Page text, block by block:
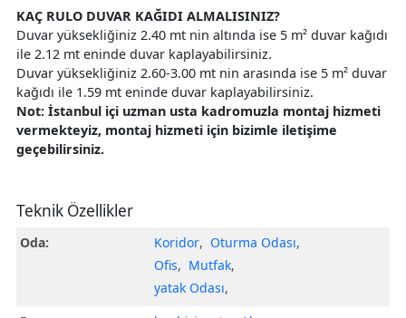
KAÇ RULO DUVAR KAĞIDI ALMALISINIZ?
Duvar yüksekliğiniz 2.40 mt nin altında ise 5 m² duvar kağıdı
ile 2.12 mt eninde duvar kaplayabilirsiniz.
Duvar yüksekliğiniz 2.60-3.00 mt nin arasında ise 5 m² duvar
kağıdı ile 1.59 mt eninde duvar kaplayabilirsiniz.
Not: İstanbul içi uzman usta kadromuzla montaj hizmeti
vermekteyiz, montaj hizmeti için bizimle iletişime
geçebilirsiniz.
Teknik Özellikler
Oda: Koridor, Oturma Odası,
Ofis, Mutfak,
yatak Odası,